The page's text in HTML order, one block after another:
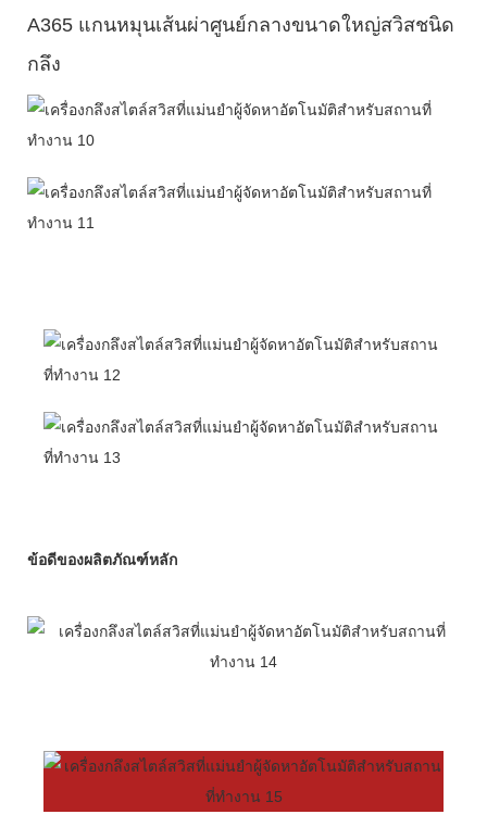
A365 แกนหมุนเส้นผ่าศูนย์กลางขนาดใหญ่สวิสชนิด
กลึง
ข้อดีของผลิตภัณฑ์หลัก